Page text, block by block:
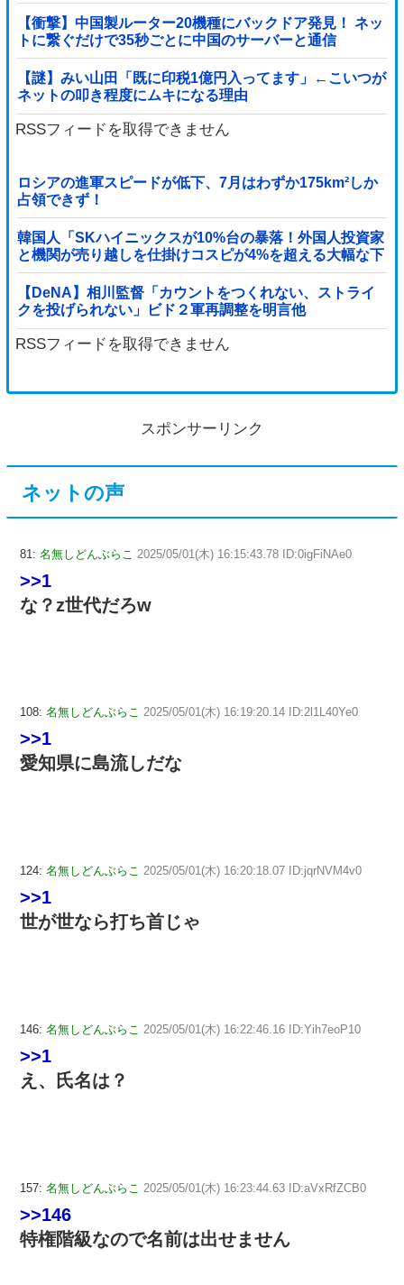
わからん
【衝撃】中国製ルーター20機種にバックドア発見！ ネッ
トに繋ぐだけで35秒ごとに中国のサーバーと通信
【謎】みい山田「既に印税1億円入ってます」←こいつが
ネットの叩き程度にムキになる理由
RSSフィードを取得できません
ロシアの進軍スピードが低下、7月はわずか175km²しか
占領できず！
韓国人「SKハイニックスが10%台の暴落！外国人投資家
と機関が売り越しを仕掛けコスピが4%を超える大幅な下
落‥」
【DeNA】相川監督「カウントをつくれない、ストライ
クを投げられない」ビド２軍再調整を明言他
RSSフィードを取得できません
スポンサーリンク
ネットの声
81: 名無しどんぶらこ 2025/05/01(木) 16:15:43.78 ID:0igFiNAe0
>>1
な？z世代だろw
108: 名無しどんぶらこ 2025/05/01(木) 16:19:20.14 ID:2l1L40Ye0
>>1
愛知県に島流しだな
124: 名無しどんぶらこ 2025/05/01(木) 16:20:18.07 ID:jqrNVM4v0
>>1
世が世なら打ち首じゃ
146: 名無しどんぶらこ 2025/05/01(木) 16:22:46.16 ID:Yih7eoP10
>>1
え、氏名は？
157: 名無しどんぶらこ 2025/05/01(木) 16:23:44.63 ID:aVxRfZCB0
>>146
特権階級なので名前は出せません